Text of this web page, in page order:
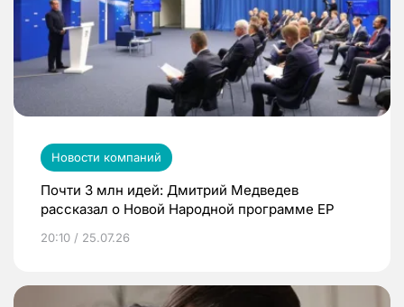
Новости компаний
Почти 3 млн идей: Дмитрий Медведев
рассказал о Новой Народной программе ЕР
20:10 / 25.07.26